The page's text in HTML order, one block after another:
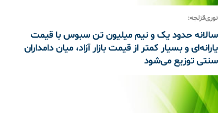
نوری‌قزلجه:
سالانه حدود یک و نیم میلیون تن سبوس با قیمت
یارانه‌ای و بسیار کمتر از قیمت بازار آزاد، میان دامداران
سنتی توزیع می‌شود